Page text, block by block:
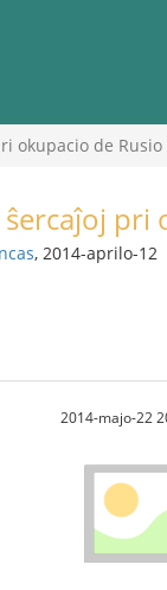
okupacio de Rusio
pri
, 2014-aprilo-12
2014-majo-22